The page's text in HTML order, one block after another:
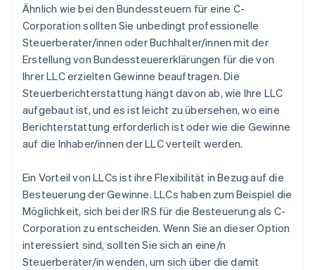
Ähnlich wie bei den Bundessteuern für eine C-
Corporation sollten Sie unbedingt professionelle
Steuerberater/innen oder Buchhalter/innen mit der
Erstellung von Bundessteuererklärungen für die von
Ihrer LLC erzielten Gewinne beauftragen. Die
Steuerberichterstattung hängt davon ab, wie Ihre LLC
aufgebaut ist, und es ist leicht zu übersehen, wo eine
Berichterstattung erforderlich ist oder wie die Gewinne
auf die Inhaber/innen der LLC verteilt werden.
Ein Vorteil von LLCs ist ihre Flexibilität in Bezug auf die
Besteuerung der Gewinne. LLCs haben zum Beispiel die
Möglichkeit, sich bei der IRS für die Besteuerung als C-
Corporation zu entscheiden. Wenn Sie an dieser Option
interessiert sind, sollten Sie sich an eine/n
Steuerberater/in wenden, um sich über die damit